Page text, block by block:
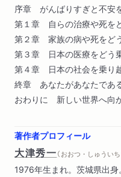
序章 がんばりすぎと不安
第１章 自らの治療や死を
第２章 家族の病や死をど
第３章 日本の医療をどう
第４章 日本の社会を乗り
終章 あなたがあなたであ
おわりに 新しい世界へ向
著作者プロフィール
大津秀一（ おおつ・しゅういち
1976年生まれ。茨城県出